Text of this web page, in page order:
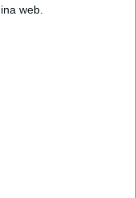
web.unas jornadas